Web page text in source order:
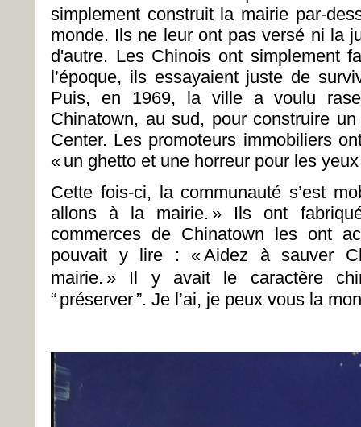
simplement construit la mairie par-
monde. Ils ne leur ont pas versé ni la
d'autre. Les Chinois ont simplement
l’époque, ils essayaient juste de
Puis, en 1969, la ville a voulu
Chinatown, au sud, pour construire
Center. Les promoteurs immobiliers
« un ghetto et une horreur pour les yeux
Cette fois-ci, la communauté s’est
allons à la mairie. » Ils ont
commerces de Chinatown les ont
pouvait y lire : « Aidez à sauver
mairie. » Il y avait le caractère
“ préserver ”. Je l’ai, je peux vous la